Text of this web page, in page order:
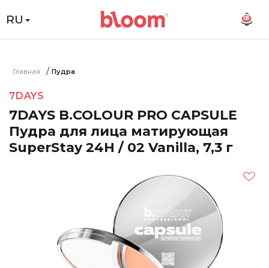
RU 18
Главная Пудра
7DAYS
7DAYS B.COLOUR PRO CAPSULE
Пудра для лица матирующая
SuperStay 24H / 02 Vanilla, 7,3 г